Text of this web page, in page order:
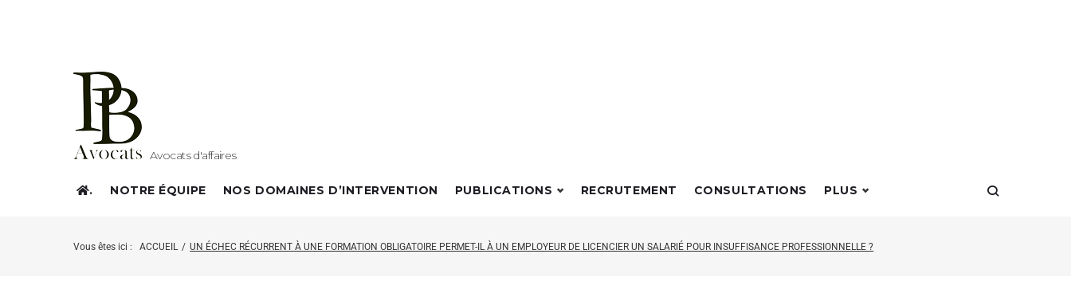
Avocats d'affaires
. NOTRE ÉQUIPE NOS DOMAINES D’INTERVENTION PUBLICATIONS RECRUTEMENT CONSULTATIONS PLUS
Vous êtes ici : ACCUEIL / UN ÉCHEC RÉCURRENT À UNE FORMATION OBLIGATOIRE PERMET-IL À UN EMPLOYEUR DE LICENCIER UN SALARIÉ POUR INSUFFISANCE PROFESSIONNELLE ?